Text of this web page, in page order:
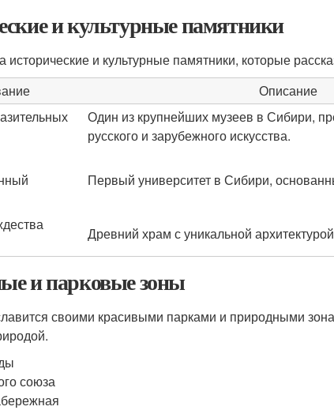
и культурные памятники
исторические и культурные памятники, которые
Описание
Один из крупнейших музеев в Сибири,
русского и зарубежного искусства.
Первый университет в Сибири,
Древний храм с уникальной
и парковые зоны
своими красивыми парками и природными
союза